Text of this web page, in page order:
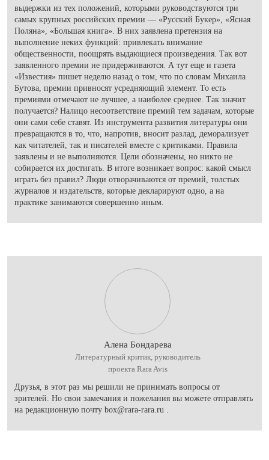
выдержки из тех положений, которыми руководствуются три
самых крупных российских премии — «Русский Букер», «Ясная
Поляна», «Большая книга». В них заявлена претензия на
выполнение неких функций: привлекать внимание
общественности, поощрять выдающиеся произведения. Так вот
заявленного премии не придерживаются. А тут еще и газета
«Известия» пишет неделю назад о том, что по словам Михаила
Бутова, премии привносят усредняющий элемент. То есть
премиями отмечают не лучшее, а наиболее среднее. Так значит
получается? Налицо несоответствие премий тем задачам, которые
они сами себе ставят. Из инструмента развития литературы они
превращаются в то, что, напротив, вносит разлад, деморализует
как читателей, так и писателей вместе с критиками. Правила
заявлены и не выполняются. Цели обозначены, но никто не
собирается их достигать. В итоге возникает вопрос: какой смысл
играть без правил? Люди отворачиваются от премий, толстых
журналов и издательств, которые декларируют одно, а на
практике занимаются совершенно иным.
Алена Бондарева
Литературный критик, руководитель
проекта Rara Avis
Друзья, в этот раз мы решили не принимать вопросы от
зрителей. Но свои замечания и пожелания вы можете отправлять
на редакционную почту box@rara-rara.ru .